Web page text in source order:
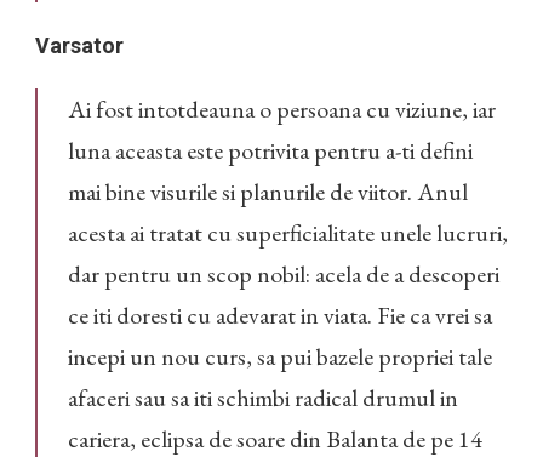
Varsator
Ai fost intotdeauna o persoana cu viziune, iar
luna aceasta este potrivita pentru a-ti defini
mai bine visurile si planurile de viitor. Anul
acesta ai tratat cu superficialitate unele lucruri,
dar pentru un scop nobil: acela de a descoperi
ce iti doresti cu adevarat in viata. Fie ca vrei sa
incepi un nou curs, sa pui bazele propriei tale
afaceri sau sa iti schimbi radical drumul in
cariera, eclipsa de soare din Balanta de pe 14